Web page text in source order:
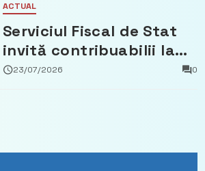
ACTUAL
Serviciul Fiscal de Stat
invită contribuabilii la
un webinar gratuit
23/07/2026 0